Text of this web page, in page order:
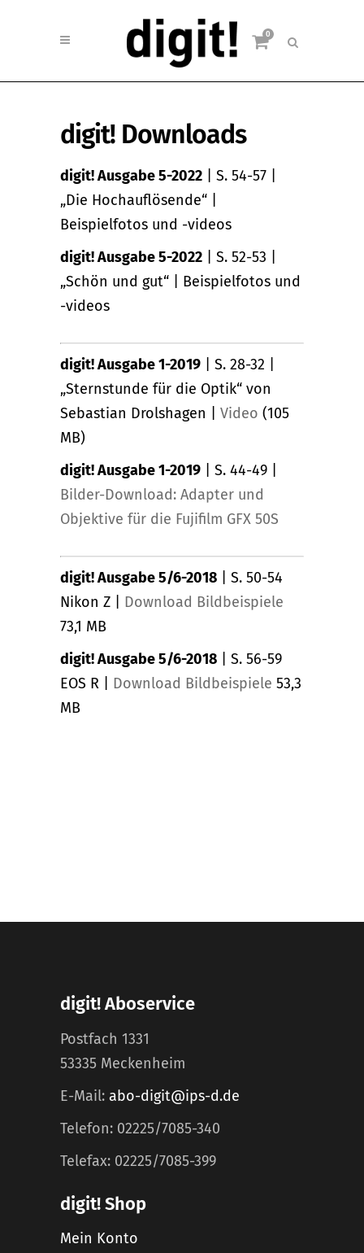
0
digit! Downloads
digit! Ausgabe 5-2022 | S. 54-57 |
„Die Hochauflösende“ |
Beispielfotos und -videos
digit! Ausgabe 5-2022 | S. 52-53 |
„Schön und gut“ | Beispielfotos und
-videos
digit! Ausgabe 1-2019 | S. 28-32 |
„Sternstunde für die Optik“ von
Sebastian Drolshagen | Video (105
MB)
digit! Ausgabe 1-2019 | S. 44-49 |
Bilder-Download: Adapter und
Objektive für die Fujifilm GFX 50S
digit! Ausgabe 5/6-2018 | S. 50-54
Nikon Z | Download Bildbeispiele
73,1 MB
digit! Ausgabe 5/6-2018 | S. 56-59
EOS R | Download Bildbeispiele 53,3
MB
digit! Aboservice
Postfach 1331
53335 Meckenheim
E-Mail: abo-digit@ips-d.de
Telefon: 02225/7085-340
Telefax: 02225/7085-399
digit! Shop
Mein Konto